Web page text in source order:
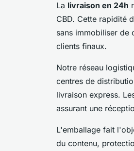
La livraison en 24h
CBD. Cette rapidité
sans immobiliser de
clients finaux.
Notre réseau
centres de
livraison express.
assurant une
L'emballage fait
du contenu,